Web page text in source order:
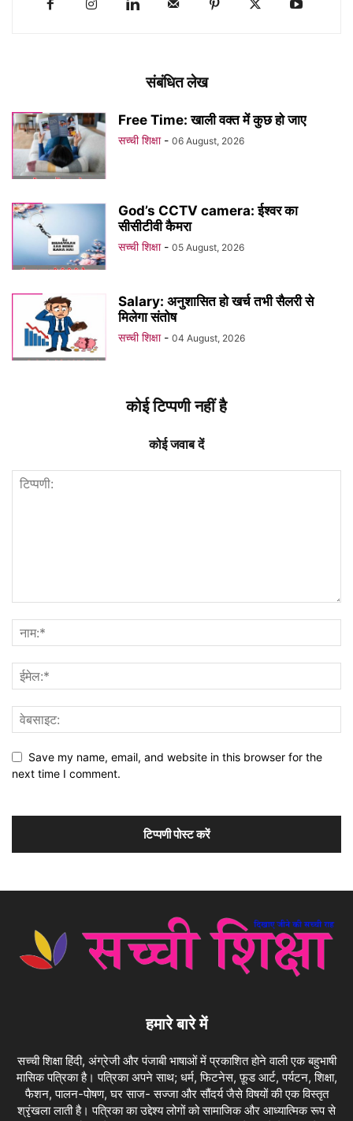
संबंधित लेख
Free Time: खाली वक्त में कुछ हो जाए
सच्ची शिक्षा - 06 August, 2026
God’s CCTV camera: ईश्वर का
सीसीटीवी कैमरा
सच्ची शिक्षा - 05 August, 2026
Salary: अनुशासित हो खर्च तभी सैलरी से
मिलेगा संतोष
सच्ची शिक्षा - 04 August, 2026
कोई टिप्पणी नहीं है
कोई जवाब दें
Save my name, email, and website in this browser for the
next time I comment.
हमारे बारे में
सच्ची शिक्षा हिंदी, अंग्रेजी और पंजाबी भाषाओं में प्रकाशित होने वाली एक बहुभाषी
मासिक पत्रिका है। पत्रिका अपने साथ; धर्म, फिटनेस, फ़ूड आर्ट, पर्यटन, शिक्षा,
फैशन, पालन-पोषण, घर साज- सज्जा और सौंदर्य जैसे विषयों की एक विस्तृत
श्रृंखला लाती है। पत्रिका का उद्देश्य लोगों को सामाजिक और आध्यात्मिक रूप से